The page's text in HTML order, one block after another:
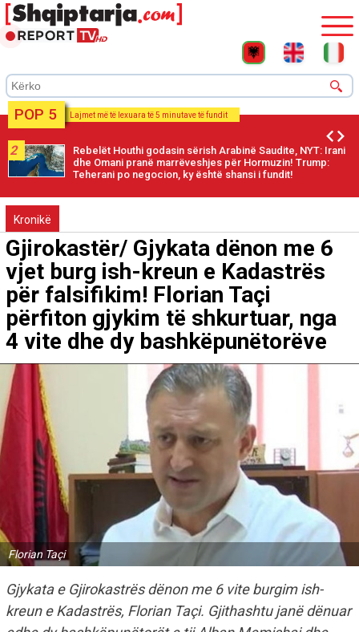
POP 5 Lajmet më të lexuara të 5 minutave të fundit
2
Rebelët Houthi godasin sërish Arabinë Saudite, NYT: Irani
dhe Omani pranë marrëveshjes për Hormuzin! Trump:
Teherani po negocion, ky është shansi i fundit!
Kronikë
Gjirokastër/ Gjykata dënon me 6
vjet burg ish-kreun e Kadastrës
për falsifikim! Florian Taçi
përfiton gjykim të shkurtuar, nga
4 vite dhe dy bashkëpunëtorëve
Florian Taçi
Gjykata e Gjirokastrës dënon me 6 vite burgim ish-
kreun e Kadastrës, Florian Taçi. Gjithashtu janë dënuar